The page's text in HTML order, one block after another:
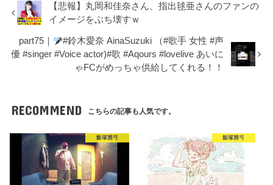
【悲報】丸岡和佳奈さん、指出毬亜さんのファンの
イメージをぶち壊すｗ
part75｜
#鈴木愛奈 AinaSuzuki （#歌手 女性 #声
優 #singer #Voice actor)#歌 #Aqours #lovelive あいに
ゃFCがめっちゃ供給してくれる！！
RECOMMEND こちらの記事も人気です。
飯塚雅弓 飯塚雅弓